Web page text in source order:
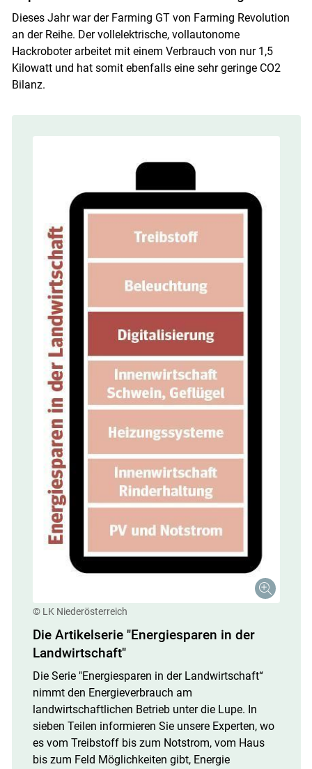
Dieses Jahr war der Farming GT von Farming Revolution
an der Reihe. Der vollelektrische, vollautonome
Hackroboter arbeitet mit einem Verbrauch von nur 1,5
Kilowatt und hat somit ebenfalls eine sehr geringe CO2
Bilanz.
© LK Niederösterreich
Die Artikelserie "Energiesparen in der
Landwirtschaft"
Die Serie "Energiesparen in der Landwirtschaft“
nimmt den Energieverbrauch am
landwirtschaftlichen Betrieb unter die Lupe. In
sieben Teilen informieren Sie unsere Experten, wo
es vom Treibstoff bis zum Notstrom, vom Haus
bis zum Feld Möglichkeiten gibt, Energie